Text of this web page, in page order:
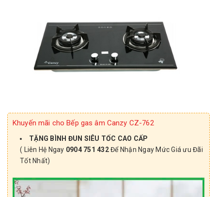
Khuyến mãi cho Bếp gas âm Canzy CZ-762
TẶNG BÌNH ĐUN SIÊU TỐC CAO CẤP
( Liên Hệ Ngay 0904 751 432Để Nhận Ngay Mức Giá ưu Đãi
Tốt Nhất)